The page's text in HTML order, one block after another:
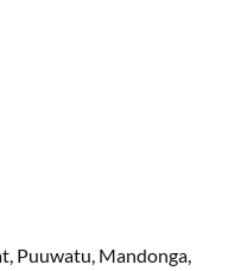
Puuwatu, Mandonga,